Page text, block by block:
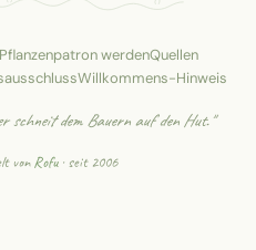
werdenQuellen
Willkommens-Hinweis
dem Bauern auf den Hut."
vonRofu· seit 2006